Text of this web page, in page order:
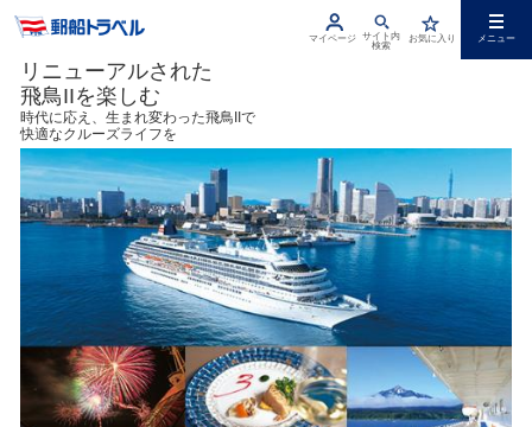
お気に入り
サイト内
検索
マイページ メニュー
リニューアルされた
飛鳥IIを楽しむ
時代に応え、生まれ変わった飛鳥IIで
快適なクルーズライフを